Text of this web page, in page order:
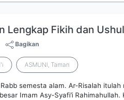
Lengkap Fikih dan
Bagikan
ASMUNI, Taman
semesta alam. Ar-Risalah itulah
Imam Asy-Syafi’i Rahimahullah.